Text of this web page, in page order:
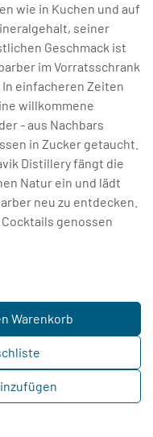
wie in Kuchen und auf
seiner
Geschmack ist
im Vorratsschrank
einfacheren Zeiten
willkommene
- aus Nachbars
in Zucker getaucht.
Distillery fängt die
Natur ein und lädt
neu zu entdecken.
genossen
Warenkorb